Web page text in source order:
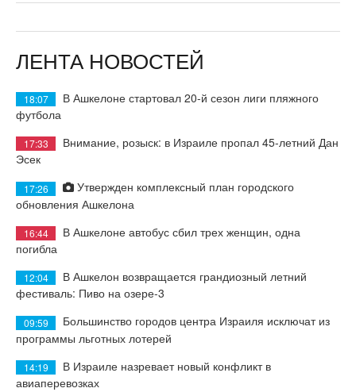
ЛЕНТА НОВОСТЕЙ
18:07
В Ашкелоне стартовал 20-й сезон лиги пляжного
футбола
17:33
Внимание, розыск: в Израиле пропал 45-летний Дан
Эсек
17:26
Утвержден комплексный план городского
обновления Ашкелона
16:44
В Ашкелоне автобус сбил трех женщин, одна
погибла
12:04
В Ашкелон возвращается грандиозный летний
фестиваль: Пиво на озере-3
09:59
Большинство городов центра Израиля исключат из
программы льготных лотерей
14:19
В Израиле назревает новый конфликт в
авиаперевозках